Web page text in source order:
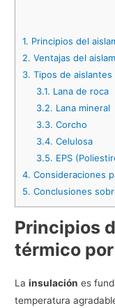
1. Principios del
2. Ventajas del
3. Tipos de
3.1. Lana de roca
3.2. Lana mineral
3.3. Corcho
3.4. Celulosa
3.5. EPS
4. Consideraciones
5. Conclusiones
Principios
térmico
Lainsulación es
temperatura